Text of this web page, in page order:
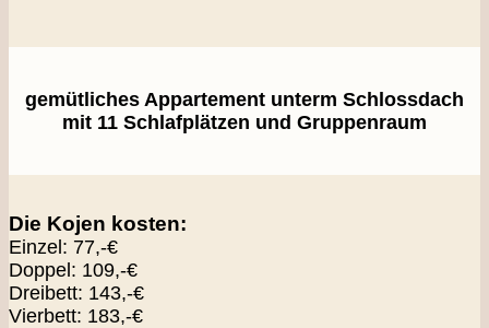
gemütliches Appartement unterm Schlossdach
mit 11 Schlafplätzen und Gruppenraum
Die Kojen kosten:
Einzel: 77,-€
Doppel: 109,-€
Dreibett: 143,-€
Vierbett: 183,-€